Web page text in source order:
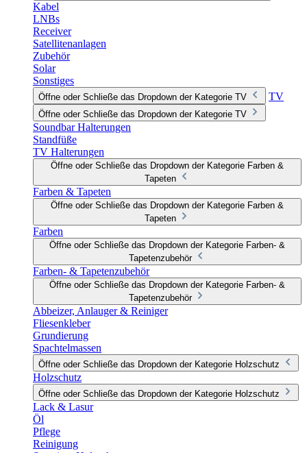
Kabel
LNBs
Receiver
Satellitenanlagen
Zubehör
Solar
Sonstiges
Öffne oder Schließe das Dropdown der Kategorie TV TV
Öffne oder Schließe das Dropdown der Kategorie TV
Soundbar Halterungen
Standfüße
TV Halterungen
Öffne oder Schließe das Dropdown der Kategorie Farben &
Tapeten
Farben & Tapeten
Öffne oder Schließe das Dropdown der Kategorie Farben &
Tapeten
Farben
Öffne oder Schließe das Dropdown der Kategorie Farben- &
Tapetenzubehör
Farben- & Tapetenzubehör
Öffne oder Schließe das Dropdown der Kategorie Farben- &
Tapetenzubehör
Abbeizer, Anlauger & Reiniger
Fliesenkleber
Grundierung
Spachtelmassen
Öffne oder Schließe das Dropdown der Kategorie Holzschutz
Holzschutz
Öffne oder Schließe das Dropdown der Kategorie Holzschutz
Lack & Lasur
Öl
Pflege
Reinigung